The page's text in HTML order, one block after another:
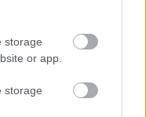
storage
or app.
storage